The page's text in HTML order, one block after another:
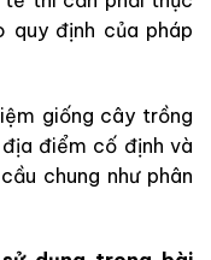
quy định của pháp
giống cây trồng
điểm cố định và
chung như phân